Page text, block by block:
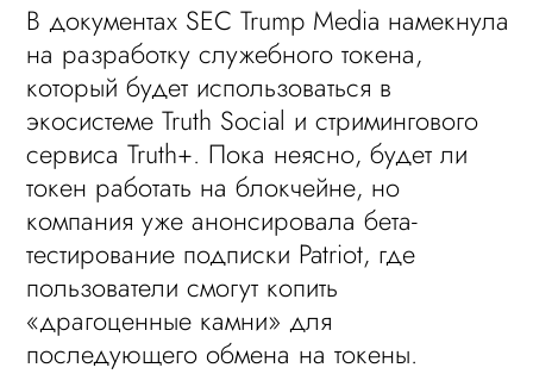
В документах SEC Trump Media намекнула
на разработку служебного токена,
который будет использоваться в
экосистеме Truth Social и стримингового
сервиса Truth+. Пока неясно, будет ли
токен работать на блокчейне, но
компания уже анонсировала бета-
тестирование подписки Patriot, где
пользователи смогут копить
«драгоценные камни» для
последующего обмена на токены.